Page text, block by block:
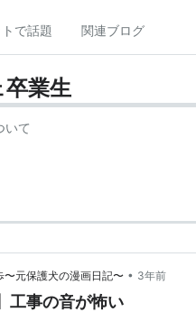
で話題 関連ブログ
業生
いて
〜元保護犬の漫画日記〜 • 3年前
工事の音が怖い